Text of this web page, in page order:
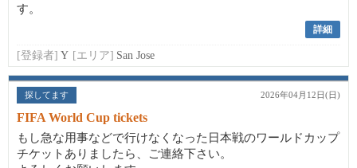
す。
詳細
[登録者] Y [エリア] San Jose
探してます 2026年04月12日(日)
FIFA World Cup tickets
もし急な用事などで行けなくなった日本戦のワールドカップ
チケットありましたら、ご連絡下さい。